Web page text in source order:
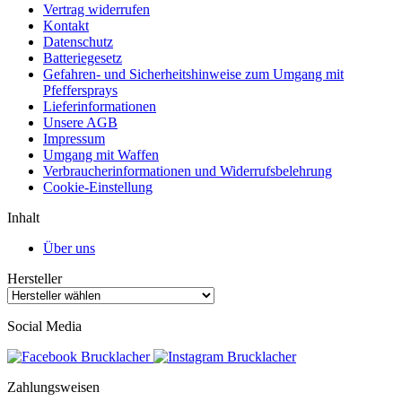
Vertrag widerrufen
Kontakt
Datenschutz
Batteriegesetz
Gefahren- und Sicherheitshinweise zum Umgang mit
Pfeffersprays
Lieferinformationen
Unsere AGB
Impressum
Umgang mit Waffen
Verbraucherinformationen und Widerrufsbelehrung
Cookie-Einstellung
Inhalt
Über uns
Hersteller
Social Media
Zahlungsweisen